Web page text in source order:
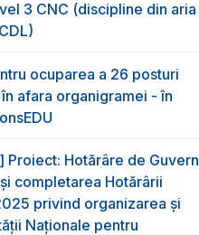
3 CNC (discipline din aria
ocuparea a 26 posturi
afara organigramei - în
Proiect: Hotărâre de Guvern
completarea Hotărârii
privind organizarea şi
Naţionale pentru